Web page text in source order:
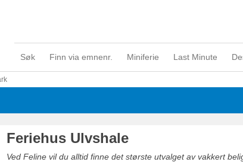
Søk Finn via emnenr. Miniferie Last Minute
Feriehus Ulvshale
Ved Feline vil du alltid finne det største utvalget av vakkert